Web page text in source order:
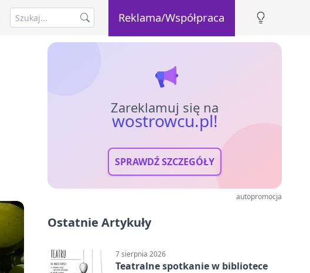
Reklama/Współpraca
Zareklamuj się na
wostrowcu.pl!
SPRAWDŹ SZCZEGÓŁY
autopromocja
Ostatnie Artykuły
7 sierpnia 2026
Teatralne spotkanie w bibliotece